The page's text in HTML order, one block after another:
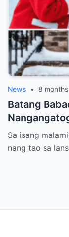
News • 8
Batang
Dinumog ng
Sa isang
nang tao sa